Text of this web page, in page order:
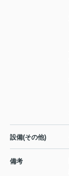
設備(その他)
備考